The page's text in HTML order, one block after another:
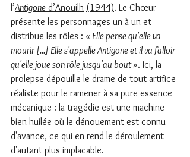
l’Antigone d’Anouilh (1944). Le Chœur
présente les personnages un à un et
distribue les rôles : « Elle pense qu'elle va
mourir [...] Elle s'appelle Antigone et il va falloir
qu'elle joue son rôle jusqu'au bout ». Ici, la
prolepse dépouille le drame de tout artifice
réaliste pour le ramener à sa pure essence
mécanique : la tragédie est une machine
bien huilée où le dénouement est connu
d'avance, ce qui en rend le déroulement
d'autant plus implacable.